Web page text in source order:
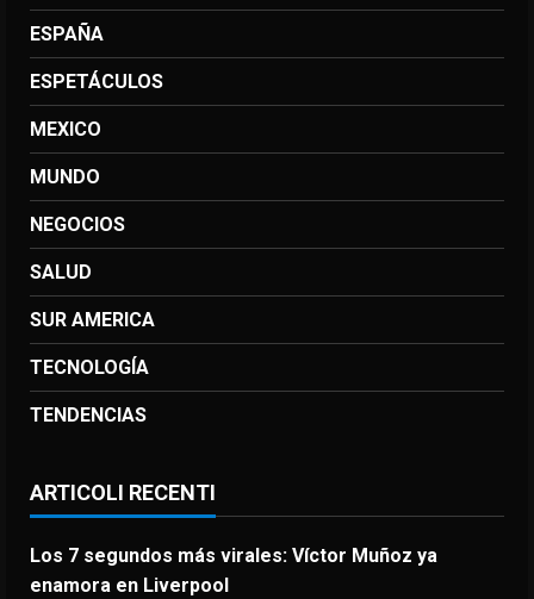
ESPAÑA
ESPETÁCULOS
MEXICO
MUNDO
NEGOCIOS
SALUD
SUR AMERICA
TECNOLOGÍA
TENDENCIAS
ARTICOLI RECENTI
Los 7 segundos más virales: Víctor Muñoz ya
enamora en Liverpool